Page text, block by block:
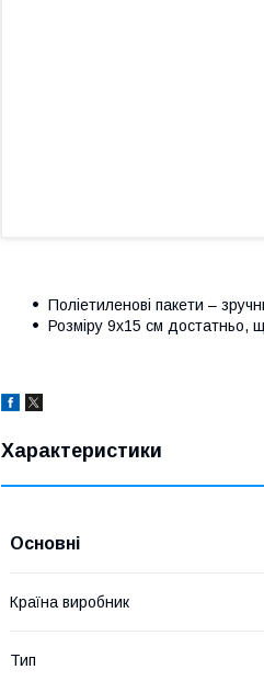
Поліетиленові пакети –
Розміру 9x15 см достатньо,
Характеристики
Основні
Країна виробник
Тип